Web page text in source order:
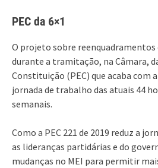
PEC da 6×1
O projeto sobre reenquadramentos
durante a tramitação, na Câmara,
Constituição (PEC) que acaba com
jornada de trabalho das atuais 44
semanais.
Como a PEC 221 de 2019 reduz a
as lideranças partidárias e do
mudanças no MEI para permitir